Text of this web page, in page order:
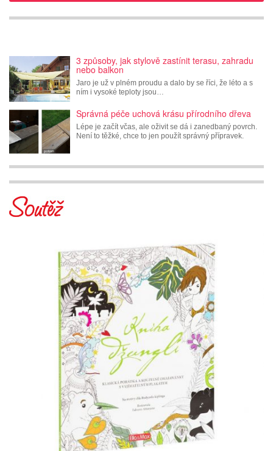
3 způsoby, jak stylově zastínit terasu, zahradu
nebo balkon
Jaro je už v plném proudu a dalo by se říci, že léto a s
ním i vysoké teploty jsou…
Správná péče uchová krásu přírodního dřeva
Lépe je začít včas, ale oživit se dá i zanedbaný povrch.
Není to těžké, chce to jen použít správný přípravek.